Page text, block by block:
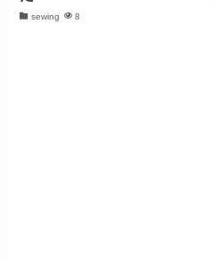
sewing 8